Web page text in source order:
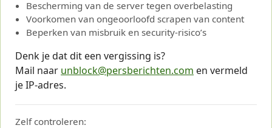
Bescherming van de server tegen overbelasting
Voorkomen van ongeoorloofd scrapen van content
Beperken van misbruik en security-risico’s
Denk je dat dit een vergissing is?
Mail naar unblock@persberichten.com en vermeld
je IP-adres.
Zelf controleren: